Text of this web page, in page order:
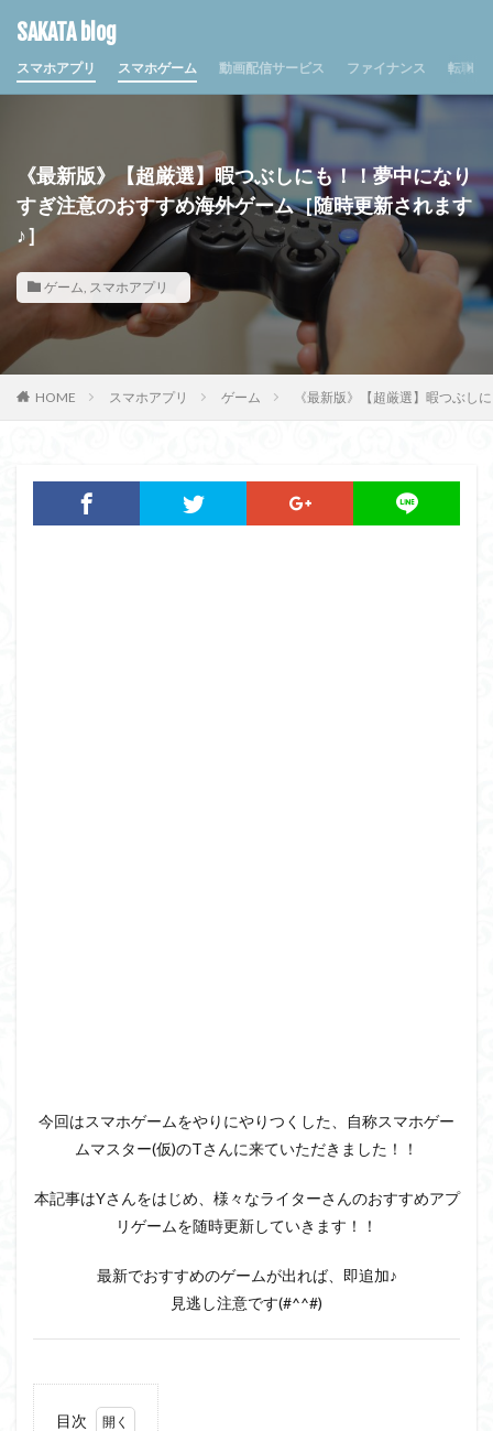
SAKATA blog
スマホアプリ スマホゲーム 動画配信サービス ファイナンス 転職・
《最新版》【超厳選】暇つぶしにも！！夢中になり
すぎ注意のおすすめ海外ゲーム［随時更新されます
♪］
ゲーム, スマホアプリ
HOME スマホアプリ ゲーム 《最新版》【超厳選】暇つぶし
今回はスマホゲームをやりにやりつくした、自称スマホゲー
ムマスター(仮)のTさんに来ていただきました！！
本記事はYさんをはじめ、様々なライターさんのおすすめアプ
リゲームを随時更新していきます！！
最新でおすすめのゲームが出れば、即追加♪
見逃し注意です(#^^#)
目次